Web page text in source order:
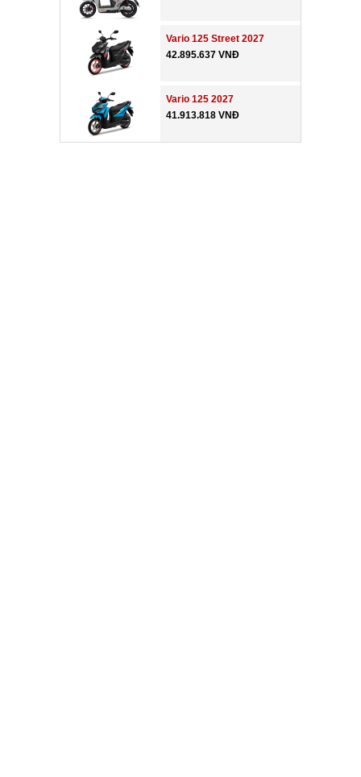
Vario 125 Street 2027
42.895.637 VNĐ
Vario 125 2027
41.913.818 VNĐ